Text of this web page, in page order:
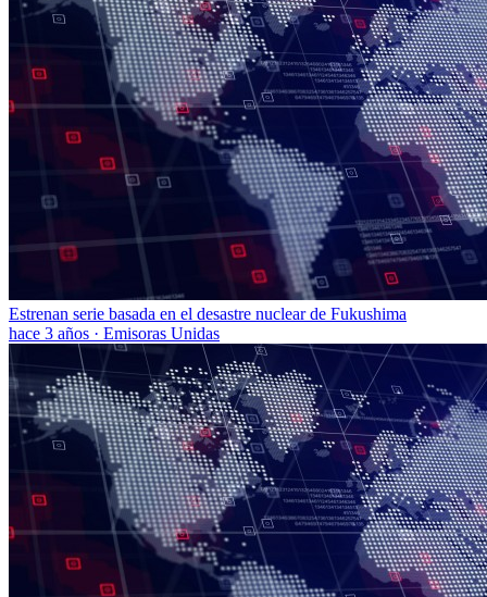
Estrenan serie basada en el desastre nuclear de Fukushima
hace 3 años · Emisoras Unidas